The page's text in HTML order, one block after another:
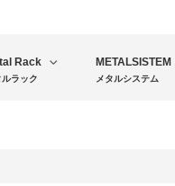
Rack
ルラック
METALSISTEM
メタルシステム